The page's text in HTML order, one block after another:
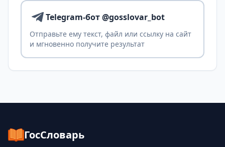
Telegram-бот @gosslovar_bot
Отправьте ему текст, файл или ссылку на сайт
и мгновенно получите результат
ГосСловарь